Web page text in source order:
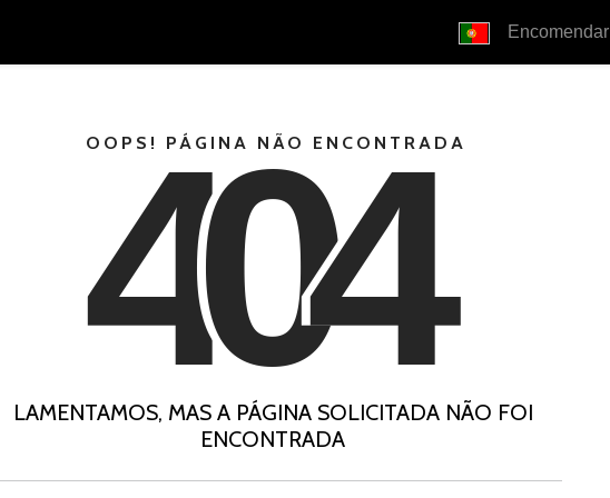
Encomendar
OOPS! PÁGINA NÃO ENCONTRADA
404
LAMENTAMOS, MAS A PÁGINA SOLICITADA NÃO FOI
ENCONTRADA